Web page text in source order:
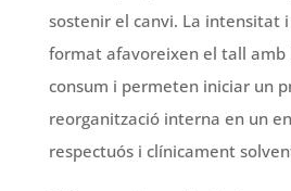
sostenir el canvi. La intensitat
format afavoreixen el tall amb
consum i permeten iniciar un
reorganització interna en un
respectuós i clínicament